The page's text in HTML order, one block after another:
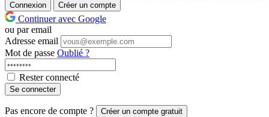
Connexion Créer un compte
Continuer avec Google
ou par email
Adresse email
Mot de passe Oublié ?
Rester connecté
Se connecter
Pas encore de compte ? Créer un compte gratuit